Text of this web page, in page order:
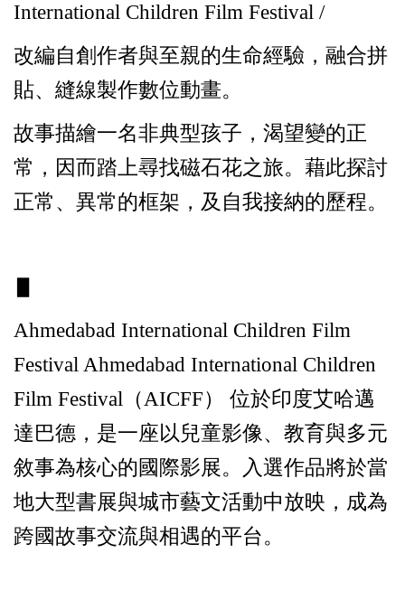
International Children Film Festival /
改編自創作者與至親的生命經驗，融合拼
貼、縫線製作數位動畫。
故事描繪一名非典型孩子，渴望變的正
常，因而踏上尋找磁石花之旅。藉此探討
正常、異常的框架，及自我接納的歷程。
Ahmedabad International Children Film
Festival Ahmedabad International Children
Film Festival（AICFF） 位於印度艾哈邁
達巴德，是一座以兒童影像、教育與多元
敘事為核心的國際影展。入選作品將於當
地大型書展與城市藝文活動中放映，成為
跨國故事交流與相遇的平台。